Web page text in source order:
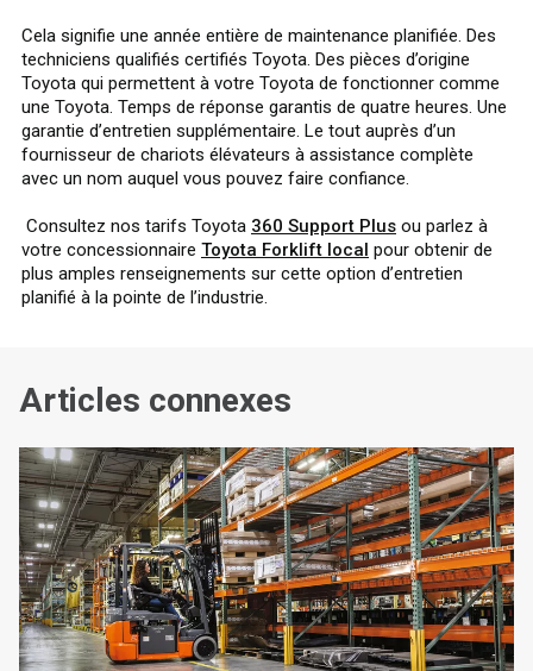
Cela signifie une année entière de maintenance planifiée. Des
techniciens qualifiés certifiés Toyota. Des pièces d’origine
Toyota qui permettent à votre Toyota de fonctionner comme
une Toyota. Temps de réponse garantis de quatre heures. Une
garantie d’entretien supplémentaire. Le tout auprès d’un
fournisseur de chariots élévateurs à assistance complète
avec un nom auquel vous pouvez faire confiance.
Consultez nos tarifs Toyota 360 Support Plus ou parlez à
votre concessionnaire Toyota Forklift local pour obtenir de
plus amples renseignements sur cette option d’entretien
planifié à la pointe de l’industrie.
Articles connexes